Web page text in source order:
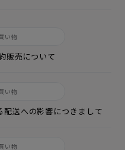
い物
販売について
い物
送への影響につきまして
い物